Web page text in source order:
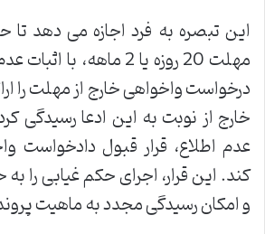
این تبصره به فرد اجازه می دهد
مهلت 20 روزه یا 2 ماهه،
درخواست واخواهی خارج از مهلت را
خارج از نوبت به این ادعا رسیدگی
عدم اطلاع، قرار قبول دادخواست
کند. این قرار، اجرای حکم غیابی را
و امکان رسیدگی مجدد به ماهیت